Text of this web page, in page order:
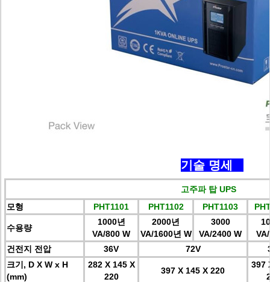
기술 명세
고주파 탑 UPS
모형
PHT1101 PHT1102 PHT1103
수용량
1000년
VA/800 W
2000년
VA/1600년 W
3000
VA/2400 W
건전지 전압
36V 72V
크기, D X W x H
(mm)
282 X 145 X
220
397 X 145 X 220
397